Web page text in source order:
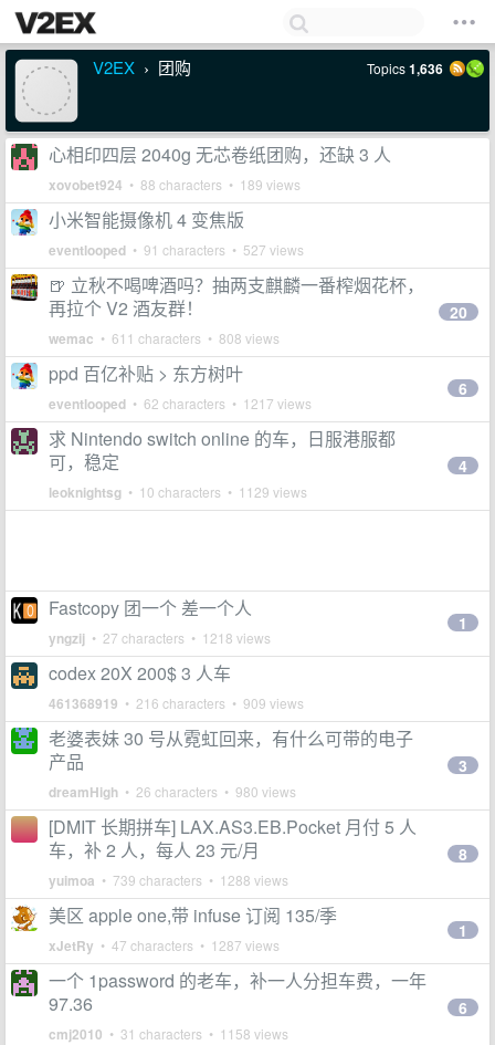
V2EX › 团购 Topics1,636
心相印四层 2040g 无芯卷纸团购，还缺 3 人
xovobet924 • 88 characters • 189 views
小米智能摄像机 4 变焦版
eventlooped • 91 characters • 527 views
🍺 立秋不喝啤酒吗？抽两支麒麟一番榨烟花杯，
再拉个 V2 酒友群！
wemac • 611 characters • 808 views
20
ppd 百亿补贴 > 东方树叶
eventlooped • 62 characters • 1217 views
6
求 Nintendo switch online 的车，日服港服都
可，稳定
leoknightsg • 10 characters • 1129 views
4
Fastcopy 团一个 差一个人
yngzij • 27 characters • 1218 views
1
codex 20X 200$ 3 人车
461368919 • 216 characters • 909 views
老婆表妹 30 号从霓虹回来，有什么可带的电子
产品
dreamHigh • 26 characters • 980 views
3
[DMIT 长期拼车] LAX.AS3.EB.Pocket 月付 5 人
车，补 2 人，每人 23 元/月
yuimoa • 739 characters • 1288 views
8
美区 apple one,带 infuse 订阅 135/季
xJetRy • 47 characters • 1287 views
1
一个 1password 的老车，补一人分担车费，一年
97.36
cmj2010 • 31 characters • 1158 views
6